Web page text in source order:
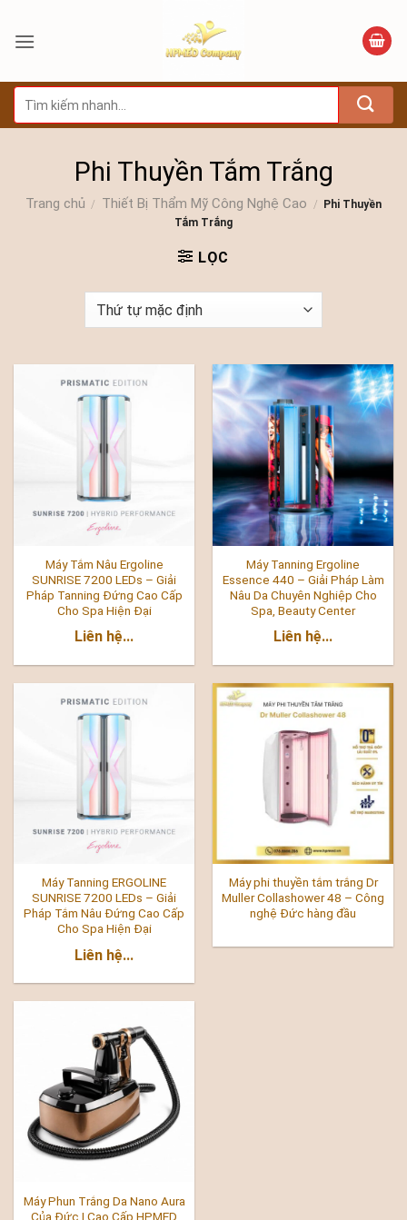
qua
dung
kiếm:
Phi Thuyền Tắm Trắng
Trang chủ / Thiết Bị Thẩm Mỹ Công Nghệ Cao /
Phi Thuyền
Tắm Trắng
LỌC
Máy Tắm Nâu Ergoline
SUNRISE 7200 LEDs – Giải
Pháp Tanning Đứng Cao Cấp
Cho Spa Hiện Đại
Liên hệ...
Máy Tanning Ergoline
Essence 440 – Giải Pháp Làm
Nâu Da Chuyên Nghiệp Cho
Spa, Beauty Center
Liên hệ...
Máy Tanning ERGOLINE
SUNRISE 7200 LEDs – Giải
Pháp Tắm Nâu Đứng Cao Cấp
Cho Spa Hiện Đại
Liên hệ...
Máy phi thuyền tắm trắng Dr
Muller Collashower 48 – Công
nghệ Đức hàng đầu
Máy Phun Trắng Da Nano Aura
Của Đức | Cao Cấp HPMED